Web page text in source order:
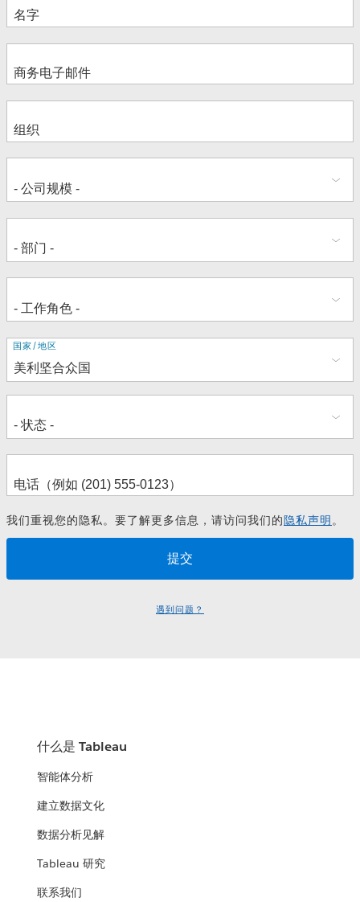
地
址
国家/地区
我们重视您的隐私。要了解更多信息，请访问我们的隐私声明。
遇到问题？
什么是 Tableau
智能体分析
建立数据文化
数据分析见解
Tableau 研究
联系我们